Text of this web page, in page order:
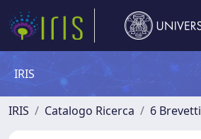
IRIS
IRIS Catalogo Ricerca 6 Brevetti